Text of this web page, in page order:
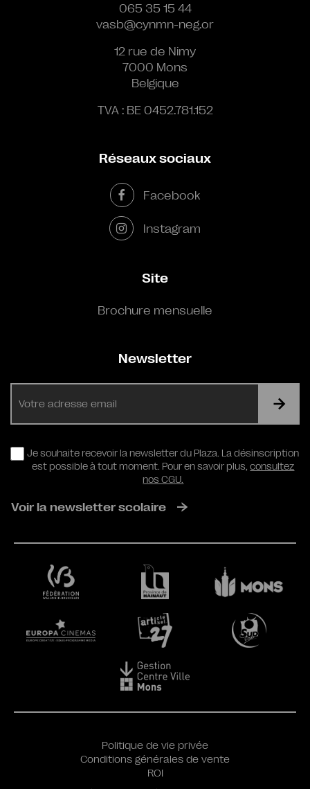
065 35 15 44
vasb@cynmn-neg.or
12 rue de Nimy
7000 Mons
Belgique
TVA : BE 0452.781.152
Réseaux sociaux
Facebook
Instagram
Site
Brochure mensuelle
Newsletter
RGPD
Je souhaite recevoir la newsletter du Plaza. La désinscription
est possible à tout moment. Pour en savoir plus,consultez
nos CGU.
Voir la newsletter scolaire
Politique de vie privée
Conditions générales de vente
ROI